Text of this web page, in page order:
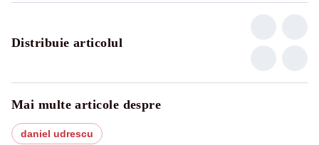
Distribuie articolul
Mai multe articole despre
daniel udrescu